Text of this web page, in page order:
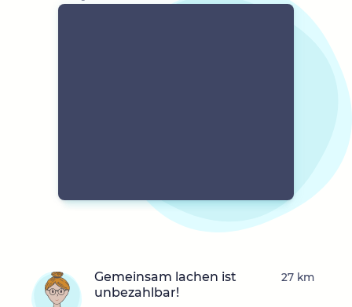
Gemeinsam lachen ist
unbezahlbar!
27 km